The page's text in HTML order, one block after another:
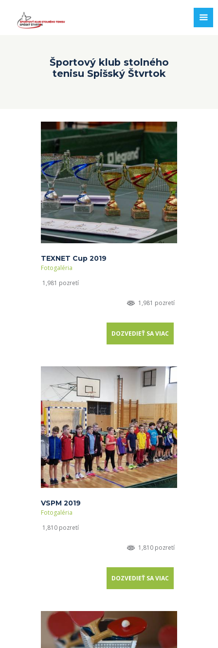
Športový klub stolného
tenisu Spišský Štvrtok
TEXNET Cup 2019
Fotogaléria
1,981 pozretí
1,981 pozretí
DOZVEDIEŤ SA VIAC
VSPM 2019
Fotogaléria
1,810 pozretí
1,810 pozretí
DOZVEDIEŤ SA VIAC